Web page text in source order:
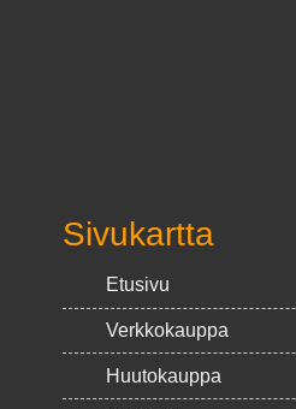
Sivukartta
Etusivu
Verkkokauppa
Huutokauppa